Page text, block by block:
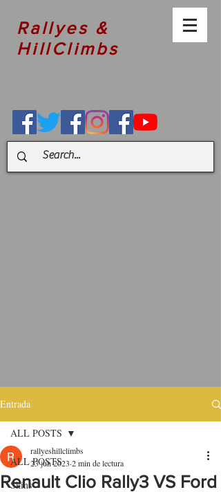
Rallyes &
HillClimbs
Entrada
ALL POSTS
Skins
ALL POSTS
Renault Clio Rally3 VS Ford
rallyeshillclimbs
23 jun 2023 2 min de lectura